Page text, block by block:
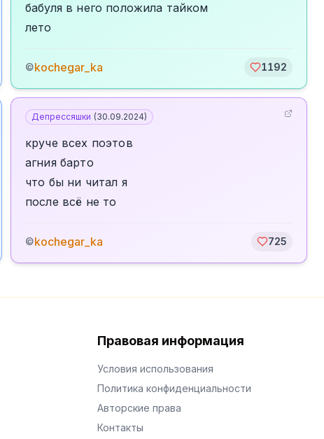
бабуля в него положила тайком
лето
©kochegar_ka 1192
Депрессяшки (30.09.2024)
круче всех поэтов
агния барто
что бы ни читал я
после всё не то
©kochegar_ka 725
Правовая информация
Условия использования
Политика конфиденциальности
Авторские права
Контакты